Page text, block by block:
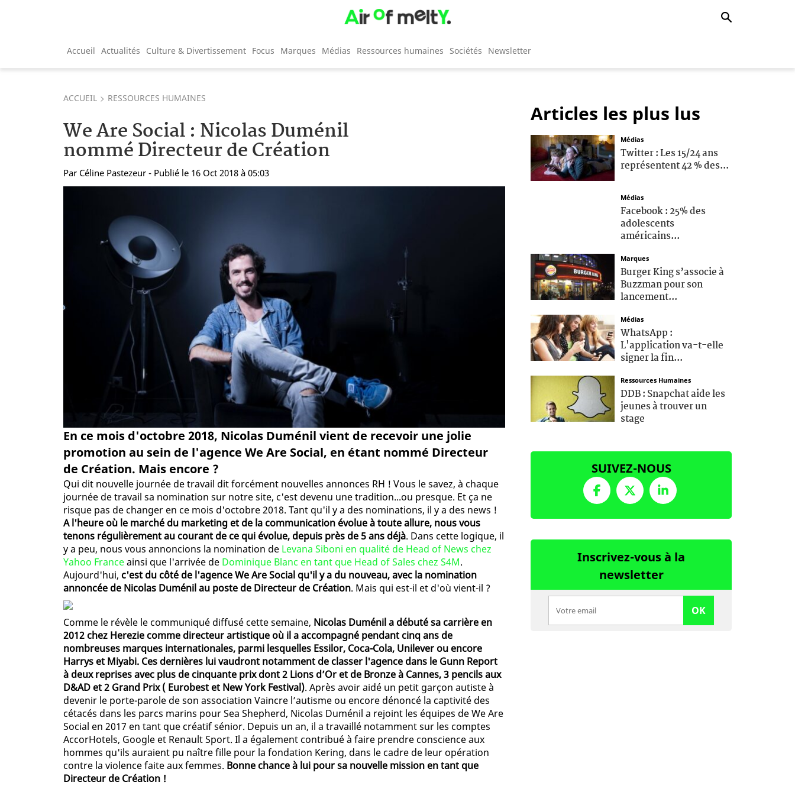
Accueil Actualités Culture & Divertissement Focus Marques Médias Ressources humaines Sociétés Newsletter
ACCUEIL RESSOURCES HUMAINES
We Are Social : Nicolas Duménil
nommé Directeur de Création
Par Céline Pastezeur - Publié le 16 Oct 2018 à 05:03
En ce mois d'octobre 2018, Nicolas Duménil vient de recevoir une jolie
promotion au sein de l'agence We Are Social, en étant nommé Directeur
de Création. Mais encore ?
Qui dit nouvelle journée de travail dit forcément nouvelles annonces RH ! Vous le savez, à chaque
journée de travail sa nomination sur notre site, c'est devenu une tradition...ou presque. Et ça ne
risque pas de changer en ce mois d'octobre 2018. Tant qu'il y a des nominations, il y a des news !
A l'heure où le marché du marketing et de la communication évolue à toute allure, nous vous
tenons régulièrement au courant de ce qui évolue, depuis près de 5 ans déjà. Dans cette logique, il
y a peu, nous vous annoncions la nomination de Levana Siboni en qualité de Head of News chez
Yahoo Franceainsi que l'arrivée de Dominique Blanc en tant que Head of Sales chez S4M.
Aujourd'hui, c'est du côté de l'agence We Are Social qu'il y a du nouveau, avec la nomination
annoncée de Nicolas Duménil au poste de Directeur de Création. Mais qui est-il et d'où vient-il ?
Comme le révèle le communiqué diffusé cette semaine, Nicolas Duménil a débuté sa carrière en
2012 chez Herezie comme directeur artistique où il a accompagné pendant cinq ans de
nombreuses marques internationales, parmi lesquelles Essilor, Coca-Cola, Unilever ou encore
Harrys et Miyabi. Ces dernières lui vaudront notamment de classer l'agence dans le Gunn Report
à deux reprises avec plus de cinquante prix dont 2 Lions d’Or et de Bronze à Cannes, 3 pencils aux
D&AD et 2 Grand Prix ( Eurobest et New York Festival). Après avoir aidé un petit garçon autiste à
devenir le porte-parole de son association Vaincre l’autisme ou encore dénoncé la captivité des
cétacés dans les parcs marins pour Sea Shepherd, Nicolas Duménil a rejoint les équipes de We Are
Social en 2017 en tant que créatif sénior. Depuis un an, il a travaillé notamment sur les comptes
AccorHotels, Google et Renault Sport. Il a également contribué à faire prendre conscience aux
hommes qu'ils auraient pu naître fille pour la fondation Kering, dans le cadre de leur opération
contre la violence faite aux femmes. Bonne chance à lui pour sa nouvelle mission en tant que
Directeur de Création !
Articles les plus lus
Médias
Twitter : Les 15/24 ans
représentent 42 % des...
Médias
Facebook : 25% des
adolescents
américains...
Marques
Burger King s’associe à
Buzzman pour son
lancement...
Médias
WhatsApp :
L'application va-t-elle
signer la fin...
Ressources Humaines
DDB : Snapchat aide les
jeunes à trouver un
stage
SUIVEZ-NOUS
Inscrivez-vous à la
newsletter
OK